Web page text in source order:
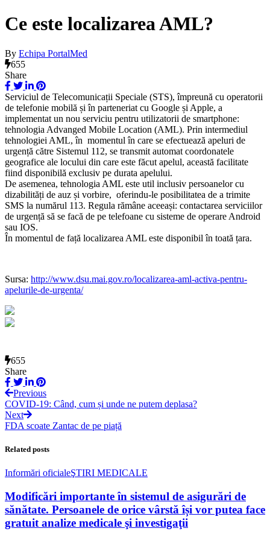
Ce este localizarea AML?
By Echipa PortalMed
655
Share
Serviciul de Telecomunicații Speciale (STS), împreună cu operatorii
de telefonie mobilă și în parteneriat cu Google și Apple, a
implementat un nou serviciu pentru utilizatorii de smartphone:
tehnologia Advanged Mobile Location (AML). Prin intermediul
tehnologiei AML, în momentul în care se efectuează apeluri de
urgență către Sistemul 112, se transmit automat coordonatele
geografice ale locului din care este făcut apelul, această facilitate
fiind disponibilă exclusiv pe durata apelului.
De asemenea, tehnologia AML este util inclusiv persoanelor cu
dizabilități de auz și vorbire, oferindu-le posibilitatea de a trimite
SMS la numărul 113. Regula rămâne aceeași: contactarea serviciilor
de urgență să se facă de pe telefoane cu sisteme de operare Android
sau IOS.
În momentul de față localizarea AML este disponibil în toată țara.
Sursa: http://www.dsu.mai.gov.ro/localizarea-aml-activa-pentru-
apelurile-de-urgenta/
655
Share
Previous
COVID-19: Când, cum și unde ne putem deplasa?
Next
FDA scoate Zantac de pe piață
Related posts
Informări oficialeŞTIRI MEDICALE
Modificări importante în sistemul de asigurări de
sănătate. Persoanele de orice vârstă își vor putea face
gratuit analize medicale şi investigaţii